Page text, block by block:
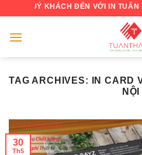
content
KHÁCH ĐẾN VỚI IN TUẤN
TAG ARCHIVES:
IN CARD
NỘI
30
Th5